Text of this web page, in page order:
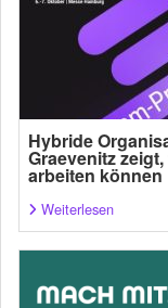
Hybride
Graevenitz
arbeiten können
Weiterlesen